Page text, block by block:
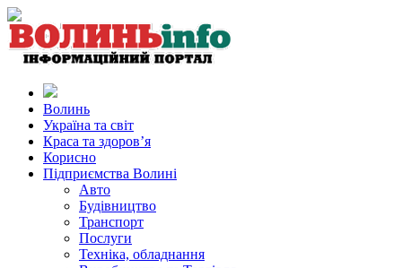
Волинь
Україна та світ
Краса та здоров’я
Корисно
Підприємства Волині
Авто
Будівництво
Транспорт
Послуги
Техніка, обладнання